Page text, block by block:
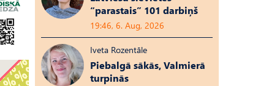
“parastais” 101 darbiņš
19:46, 6. Aug, 2026
Iveta Rozentāle
Piebalgā sākās, Valmierā
turpinās